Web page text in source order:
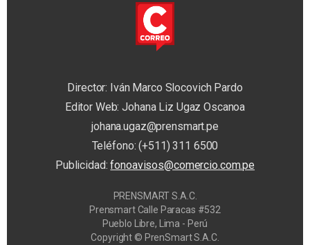
Director: Iván Marco Slocovich Pardo
Editor Web: Johana Liz Ugaz Oscanoa
johana.ugaz@prensmart.pe
Teléfono: (+511) 311 6500
Publicidad:fonoavisos@comercio.com.pe
PRENSMART S.A.C.
Prensmart Calle Paracas #532
Pueblo Libre, Lima - Perú
Copyright © PrenSmart S.A.C.